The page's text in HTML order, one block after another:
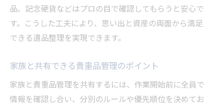
品、記念硬貨などはプロの目で確認してもらうと安心で
す。こうした工夫により、思い出と資産の両面から満足
できる遺品整理を実現できます。
家族と共有できる貴重品管理のポイント
家族と貴重品管理を共有するには、作業開始前に全員で
情報を確認し合い、分別のルールや優先順位を決めてお